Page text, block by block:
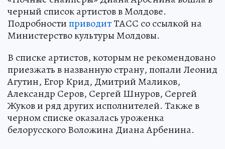
черный список артистов в Молдове.
ПодробностиприводитТАСС со ссылкой на
Министерство культуры Молдовы.
В списке артистов, которым не рекомендовано
приезжать в названную страну, попали Леонид
Агутин, Егор Крид, Дмитрий Маликов,
Александр Серов, Сергей Шнуров, Сергей
Жуков и ряд других исполнителей. Также в
черном списке оказалась уроженка
белорусского Воложина Диана Арбенина.